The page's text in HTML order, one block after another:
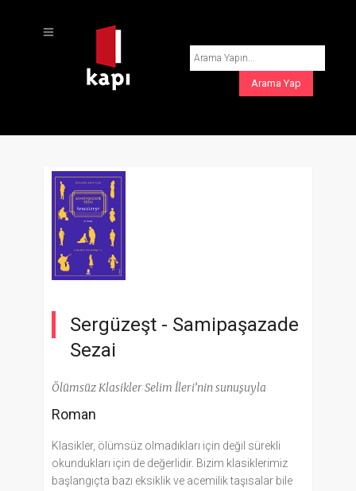
Sergüzeşt - Samipaşazade
Sezai
Ölümsüz Klasikler Selim İleri’nin sunuşuyla
Roman
Klasikler, ölümsüz olmadıkları için değil sürekli
okundukları için de değerlidir. Bizim klasiklerimiz
başlangıçta bazı eksiklik ve acemilik taşısalar bile